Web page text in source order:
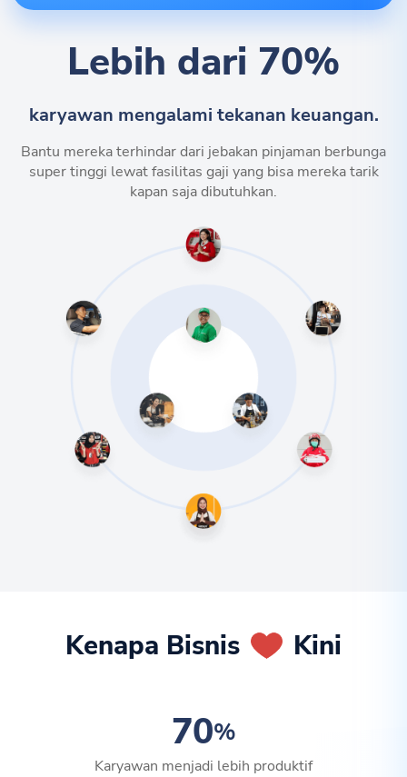
Lebih dari 70%
karyawan mengalami tekanan keuangan.
Bantu mereka terhindar dari jebakan pinjaman berbunga
super tinggi lewat fasilitas gaji yang bisa mereka tarik
kapan saja dibutuhkan.
Kenapa Bisnis Kini
70%
Karyawan menjadi lebih produktif